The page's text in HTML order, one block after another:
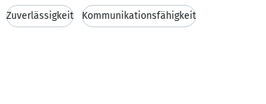
Zuverlässigkeit Kommunikationsfähigkeit